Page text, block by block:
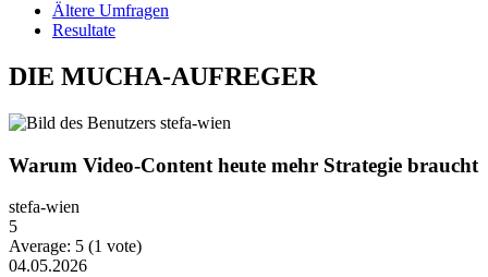
Ältere Umfragen
Resultate
DIE MUCHA-AUFREGER
Warum Video-Content heute mehr Strategie braucht
stefa-wien
5
Average: 5 (1 vote)
04.05.2026